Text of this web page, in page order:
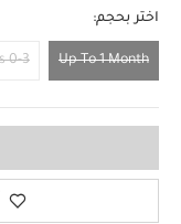
اختر بحجم:
Up To 1 Month
0-3 Months